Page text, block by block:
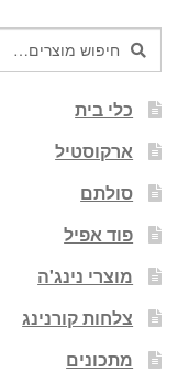
חיפוש
עבור:
חיפוש
כלי בית
ארקוסטיל
סולתם
פוד אפיל
מוצרי נינג'ה
צלחות קורנינג
מתכונים